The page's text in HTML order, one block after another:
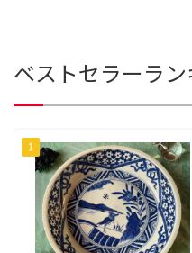
ベストセラーラ